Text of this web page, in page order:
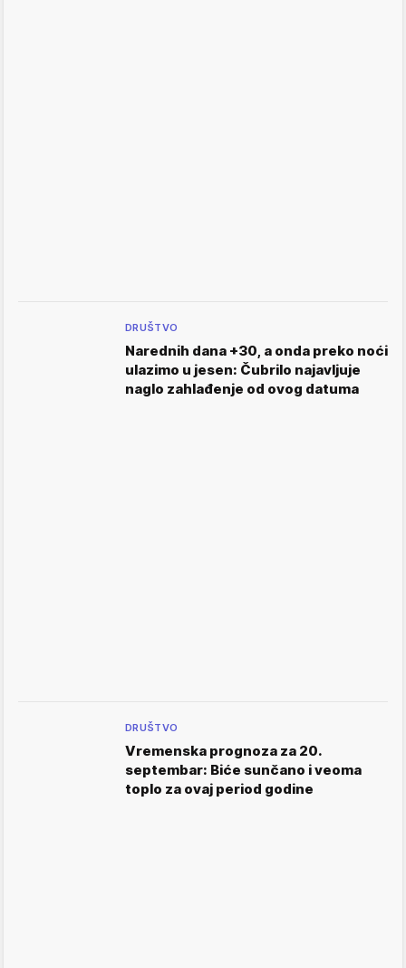
DRUŠTVO
Narednih dana +30, a onda preko noći
ulazimo u jesen: Čubrilo najavljuje
naglo zahlađenje od ovog datuma
DRUŠTVO
Vremenska prognoza za 20.
septembar: Biće sunčano i veoma
toplo za ovaj period godine